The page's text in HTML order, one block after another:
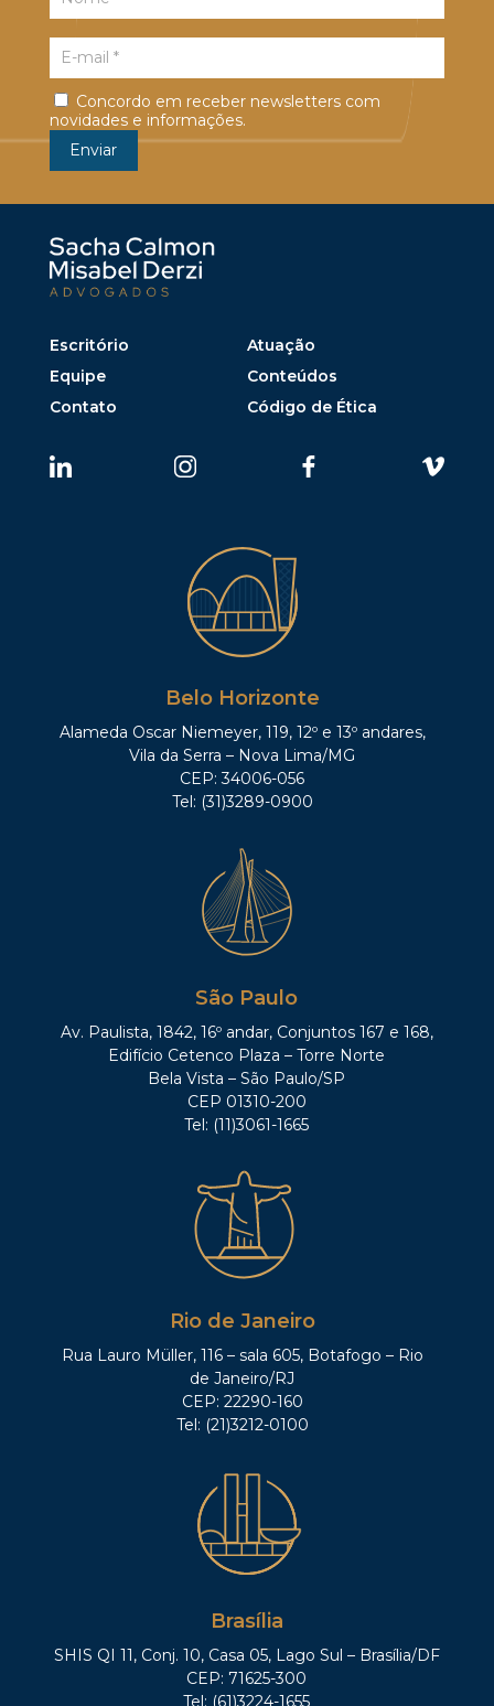
Concordo em receber newsletters com
novidades e informações.
Escritório
Atuação
Equipe
Conteúdos
Contato
Código de Ética
Belo Horizonte
Alameda Oscar Niemeyer, 119, 12º e 13º andares,
Vila da Serra – Nova Lima/MG
CEP: 34006-056
Tel: (31)3289-0900
São Paulo
Av. Paulista, 1842, 16º andar, Conjuntos 167 e 168,
Edifício Cetenco Plaza – Torre Norte
Bela Vista – São Paulo/SP
CEP 01310-200
Tel: (11)3061-1665
Rio de Janeiro
Rua Lauro Müller, 116 – sala 605, Botafogo – Rio
de Janeiro/RJ
CEP: 22290-160
Tel: (21)3212-0100
Brasília
SHIS QI 11, Conj. 10, Casa 05, Lago Sul – Brasília/DF
CEP: 71625-300
Tel: (61)3224-1655